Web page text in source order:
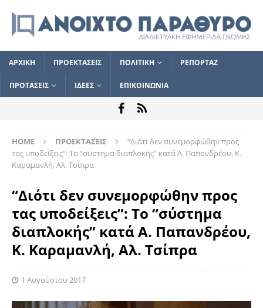
ΑΡΧΙΚΗ ΠΡΟΕΚΤΑΣΕΙΣ ΠΟΛΙΤΙΚΗ ΡΕΠΟΡΤΑΖ
ΠΡΟΤΑΣΕΙΣ ΙΔΕΕΣ ΕΠΙΚΟΙΝΩΝΙΑ
HOME ΠΡΟΕΚΤΑΣΕΙΣ
“Διότι δεν συνεμορφώθην προς
τας υποδείξεις”: Το “σύστημα διαπλοκής” κατά Α. Παπανδρέου, Κ.
Καραμανλή, Αλ. Τσίπρα
“Διότι δεν συνεμορφώθην προς
τας υποδείξεις”: Το “σύστημα
διαπλοκής” κατά Α. Παπανδρέου,
Κ. Καραμανλή, Αλ. Τσίπρα
1 Αυγούστου 2017